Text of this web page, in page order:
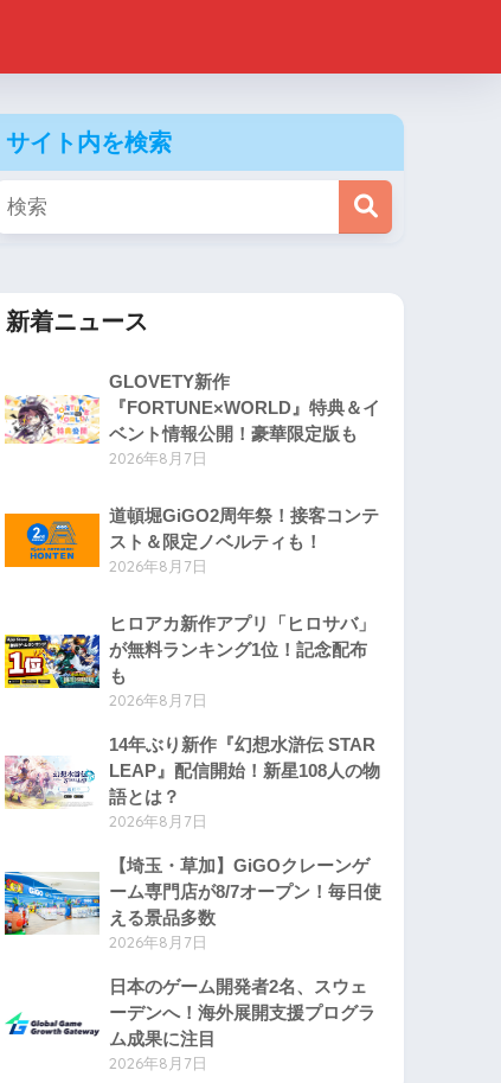
サイト内を検索
新着ニュース
GLOVETY新作
『FORTUNE×WORLD』特典＆イ
ベント情報公開！豪華限定版も
2026年8月7日
道頓堀GiGO2周年祭！接客コンテ
スト＆限定ノベルティも！
2026年8月7日
ヒロアカ新作アプリ「ヒロサバ」
が無料ランキング1位！記念配布
も
2026年8月7日
14年ぶり新作『幻想水滸伝 STAR
LEAP』配信開始！新星108人の物
語とは？
2026年8月7日
【埼玉・草加】GiGOクレーンゲ
ーム専門店が8/7オープン！毎日使
える景品多数
2026年8月7日
日本のゲーム開発者2名、スウェ
ーデンへ！海外展開支援プログラ
ム成果に注目
2026年8月7日